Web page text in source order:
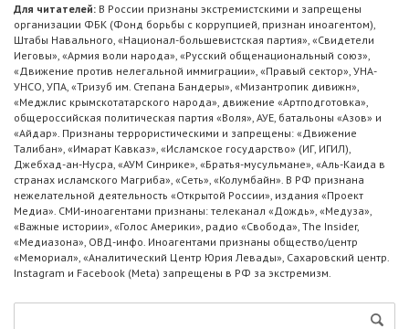
Для читателей: В России признаны экстремистскими и запрещены
организации ФБК (Фонд борьбы с коррупцией, признан иноагентом),
Штабы Навального, «Национал-большевистская партия», «Свидетели
Иеговы», «Армия воли народа», «Русский общенациональный союз»,
«Движение против нелегальной иммиграции», «Правый сектор», УНА-
УНСО, УПА, «Тризуб им. Степана Бандеры», «Мизантропик дивижн»,
«Меджлис крымскотатарского народа», движение «Артподготовка»,
общероссийская политическая партия «Воля», АУЕ, батальоны «Азов» и
«Айдар». Признаны террористическими и запрещены: «Движение
Талибан», «Имарат Кавказ», «Исламское государство» (ИГ, ИГИЛ),
Джебхад-ан-Нусра, «АУМ Синрике», «Братья-мусульмане», «Аль-Каида в
странах исламского Магриба», «Сеть», «Колумбайн». В РФ признана
нежелательной деятельность «Открытой России», издания «Проект
Медиа». СМИ-иноагентами признаны: телеканал «Дождь», «Медуза»,
«Важные истории», «Голос Америки», радио «Свобода», The Insider,
«Медиазона», ОВД-инфо. Иноагентами признаны общество/центр
«Мемориал», «Аналитический Центр Юрия Левады», Сахаровский центр.
Instagram и Facebook (Metа) запрещены в РФ за экстремизм.